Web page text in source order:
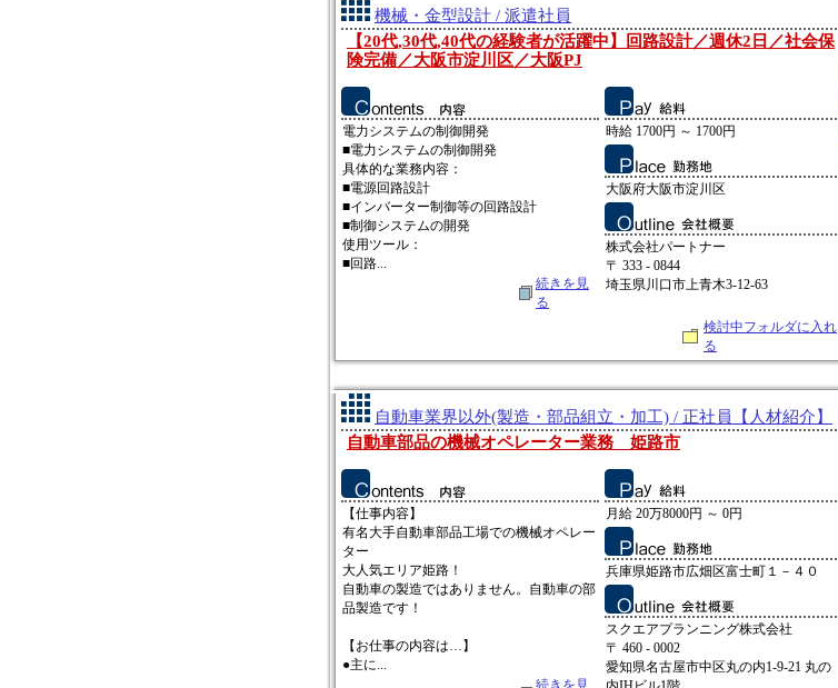
機械・金型設計 / 派遣社員
【20代,30代,40代の経験者が活躍中】回路設計／週休2日／社会保
険完備／大阪市淀川区／大阪PJ
電力システムの制御開発
■電力システムの制御開発
具体的な業務内容：
■電源回路設計
■インバーター制御等の回路設計
■制御システムの開発
使用ツール：
■回路...
続きを見
る
時給 1700円 ～ 1700円
大阪府大阪市淀川区
株式会社パートナー
〒 333 - 0844
埼玉県川口市上青木3-12-63
検討中フォルダに入れ
る
自動車業界以外(製造・部品組立・加工) / 正社員【人材紹介】
自動車部品の機械オペレーター業務 姫路市
【仕事内容】
有名大手自動車部品工場での機械オペレー
ター
大人気エリア姫路！
自動車の製造ではありません。自動車の部
品製造です！
【お仕事の内容は…】
●主に...
続きを見
月給 20万8000円 ～ 0円
兵庫県姫路市広畑区富士町１－４０
スクエアプランニング株式会社
〒 460 - 0002
愛知県名古屋市中区丸の内1-9-21 丸の